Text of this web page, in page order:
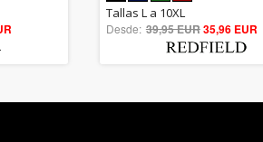
5.00
out of 5
Tallas L a 10XL
Desde: 39,95 EUR35,96 EUR